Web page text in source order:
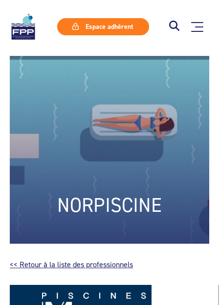
Espace adhérent
NORPISCINE
<< Retour à la liste des professionnels